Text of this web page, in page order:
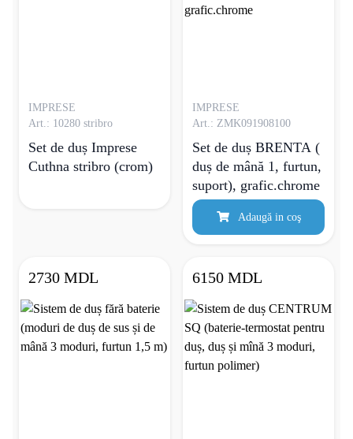
IMPRESE
Art.: 10280 stribro
Set de duș Imprese
Cuthna stribro (crom)
IMPRESE
Art.: ZMK091908100
Set de duș BRENTA (
duș de mână 1, furtun,
suport), grafic.chrome
Adaugă in coş
2730 MDL 6150 MDL